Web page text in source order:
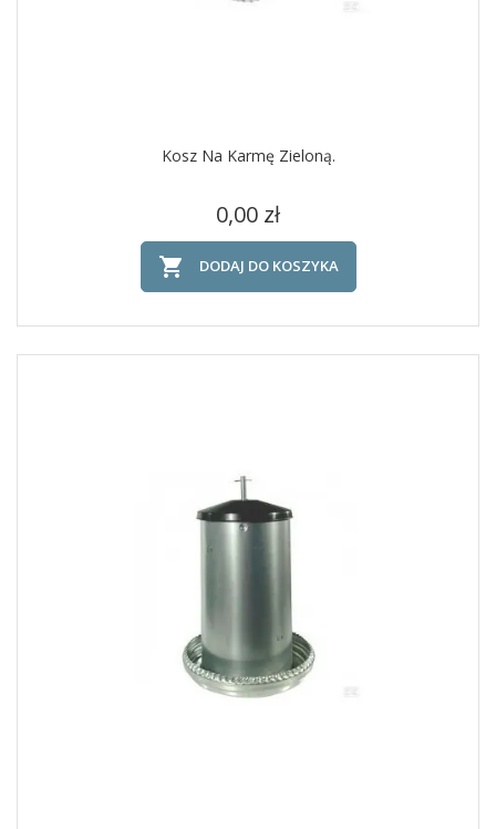
Kosz Na Karmę Zieloną.
Cena
0,00 zł
 DODAJ DO KOSZYKA